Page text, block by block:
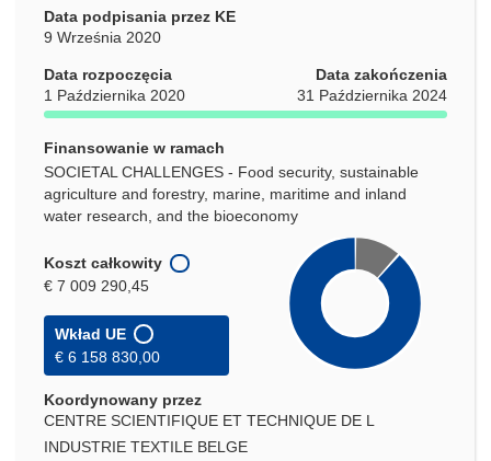
Data podpisania przez KE
9 Września 2020
Data rozpoczęcia
1 Października 2020
Data zakończenia
31 Października 2024
Finansowanie w ramach
SOCIETAL CHALLENGES - Food security, sustainable
agriculture and forestry, marine, maritime and inland
water research, and the bioeconomy
Koszt całkowity
€ 7 009 290,45
Wkład UE
€ 6 158 830,00
Koordynowany przez
CENTRE SCIENTIFIQUE ET TECHNIQUE DE L
INDUSTRIE TEXTILE BELGE